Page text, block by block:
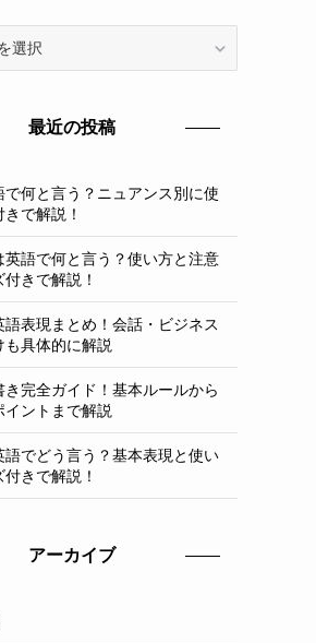
最近の投稿
で何と言う？ニュアンス別に使
で解説！
英語で何と言う？使い方と注意
きで解説！
語表現まとめ！会話・ビジネス
も具体的に解説
き完全ガイド！基本ルールから
ントまで解説
語でどう言う？基本表現と使い
きで解説！
アーカイブ